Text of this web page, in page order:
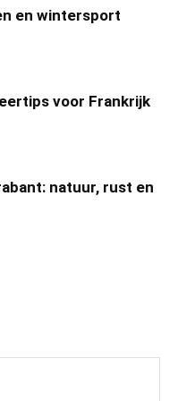
en wintersport
voor Frankrijk
natuur, rust en